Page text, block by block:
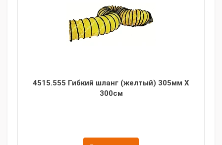
4515.555 Гибкий шланг (желтый) 305мм X
300см